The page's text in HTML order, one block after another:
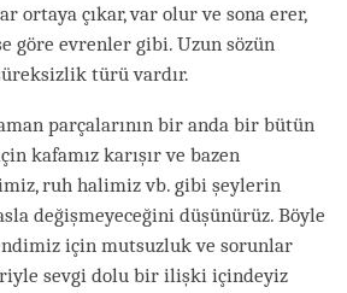
ortaya çıkar, var olur ve sona erer,
göre evrenler gibi. Uzun sözün
türü vardır.
parçalarının bir anda bir bütün
kafamız karışır ve bazen
ruh halimiz vb. gibi şeylerin
değişmeyeceğini düşünürüz. Böyle
için mutsuzluk ve sorunlar
sevgi dolu bir ilişki içindeyiz